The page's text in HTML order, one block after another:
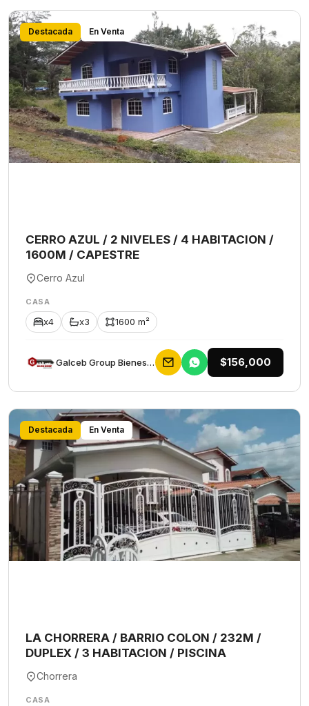
Destacada En Venta
CERRO AZUL / 2 NIVELES / 4 HABITACION /
1600M / CAPESTRE
Cerro Azul
CASA
x4 x3 1600 m²
Galceb Group Bienes Raices $156,000
Destacada En Venta
LA CHORRERA / BARRIO COLON / 232M /
DUPLEX / 3 HABITACION / PISCINA
Chorrera
CASA